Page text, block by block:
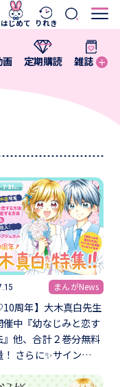
定期購読 雑誌
はじめて りれき
まんがNews
周年】大木真白先生
催中『幼なじみと恋す
』他、合計２巻分無料
！ さらに✨サイン…